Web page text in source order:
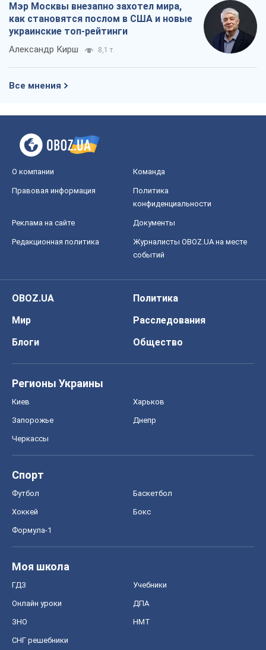
Мэр Москвы внезапно захотел мира,
как становятся послом в США и новые
украинские топ-рейтинги
Александр Кирш 8,1 т.
Все мнения
О компании Команда
Правовая информация
Политика
конфиденциальности
Реклама на сайте Документы
Редакционная политика
Журналисты OBOZ.UA на месте
событий
OBOZ.UA
Политика
Мир
Расследования
Блоги
Общество
Регионы Украины
Киев Харьков
Запорожье Днепр
Черкассы
Спорт
Футбол Баскетбол
Хоккей Бокс
Формула-1
Моя школа
ГДЗ Учебники
Онлайн уроки ДПА
ЗНО НМТ
СНГ решебники